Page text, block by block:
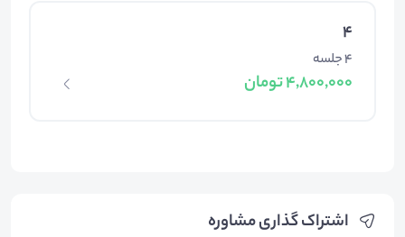
4
4 جلسه
4,800,000 تومان
اشتراک گذاری مشاوره